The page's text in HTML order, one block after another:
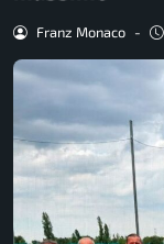
Franz Monaco -